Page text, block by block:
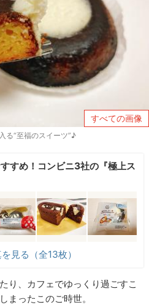
すべての画像
る“至福のスイーツ”♪
すすめ！コンビニ3社の『極上ス
見る（全13枚）
り、カフェでゆっくり過ごすこ
まったこのご時世。